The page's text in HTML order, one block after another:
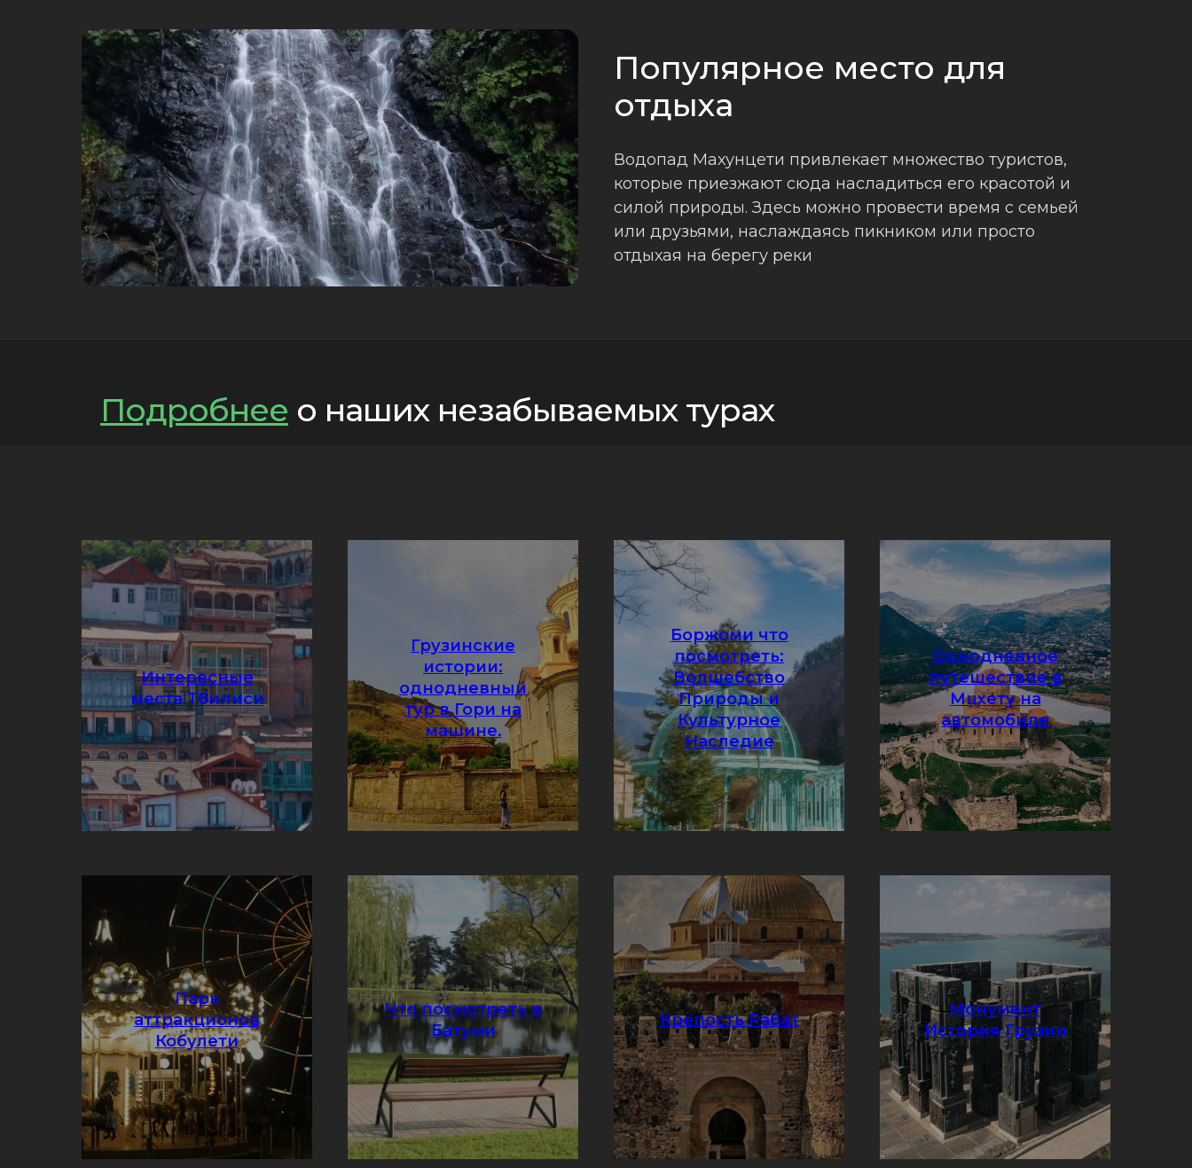
Популярное место для
отдыха
Водопад Махунцети привлекает множество туристов,
которые приезжают сюда насладиться его красотой и
силой природы. Здесь можно провести время с семьей
или друзьями, наслаждаясь пикником или просто
отдыхая на берегу реки
Подробнее о наших незабываемых турах
Интересные
места Тбилиси
Подробнее
Грузинские
истории:
однодневный
тур в Гори на
машине.
Подробнее
Боржоми что
посмотреть:
Волшебство
Природы и
Культурное
Наследие
Подробнее
Однодневное
путешествие в
Мцхету на
автомобиле
Подробнее
Парк
аттракционов
Кобулети
Подробнее
Что посмотреть в
Батуми
Подробнее Крепость Рабат
Подробнее
Монумент
История Грузии
Подробнее